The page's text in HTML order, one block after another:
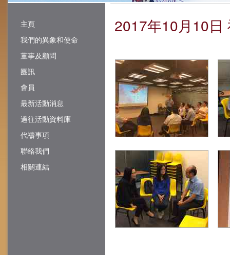
主頁
我們的異象和使命
董事及顧問
團訊
會員
最新活動消息
過往活動資料庫
代禱事項
聯絡我們
相關連結
2017年10月10日